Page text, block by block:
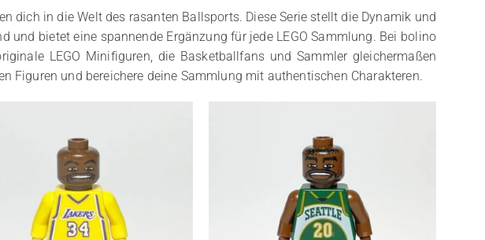
dich in die Welt des rasanten Ballsports. Diese Serie stellt die Dynamik und
und bietet eine spannende Ergänzung für jede LEGO Sammlung. Bei bolino
LEGO Minifiguren, die Basketballfans und Sammler gleichermaßen
Figuren und bereichere deine Sammlung mit authentischen Charakteren.